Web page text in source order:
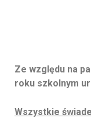
Ze względu na
roku szkolnym
Wszystkie